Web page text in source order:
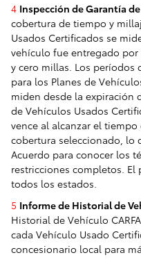
4 Inspección de Garantía
cobertura de tiempo y
Usados Certificados se
vehículo fue entregado
y cero millas. Los
para los Planes de
miden desde la expiración
de Vehículos Usados
vence al alcanzar el
cobertura seleccionado, lo
Acuerdo para conocer los
restricciones completos.
todos los estados.
5 Informe de Historial de
Historial de Vehículo
cada Vehículo Usado
concesionario local para